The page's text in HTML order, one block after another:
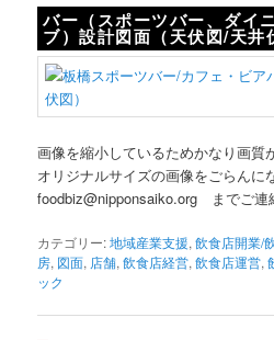
バー（スポーツバー、ダイ
ブ）設計図面（天伏図/天井
画像を縮小しているためかなり画質
オリジナルサイズの画像をごらんに
foodbiz@nipponsaiko.org までご連
カテゴリー:地域産業支援,飲食店開業/
房, 図面, 店舗,飲食店経営,飲食店運営,
ック